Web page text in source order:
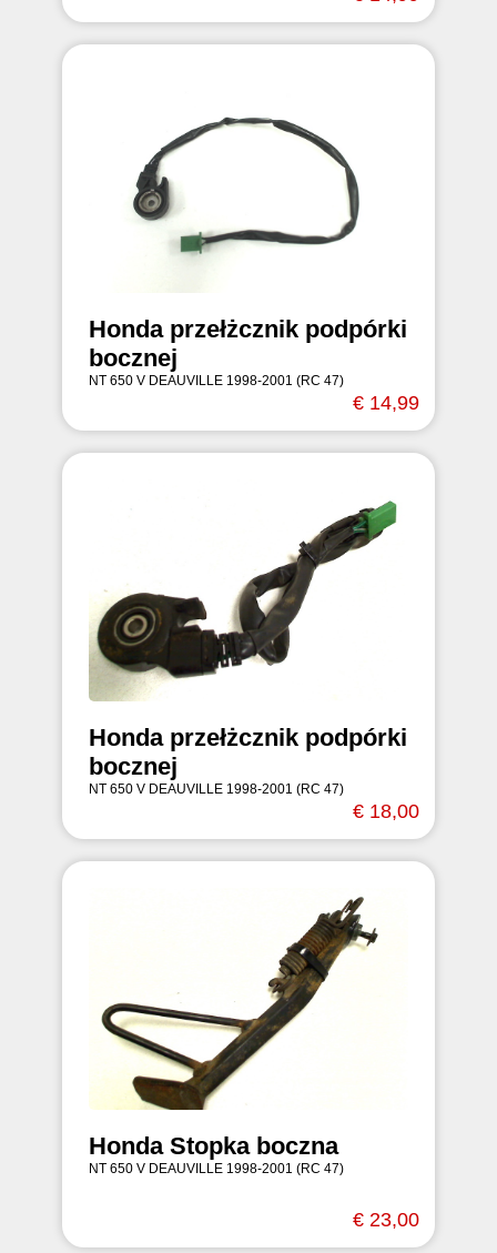
Honda przełżcznik podpórki
bocznej
NT 650 V DEAUVILLE 1998-2001 (RC 47)
€ 14,99
Honda przełżcznik podpórki
bocznej
NT 650 V DEAUVILLE 1998-2001 (RC 47)
€ 18,00
Honda Stopka boczna
NT 650 V DEAUVILLE 1998-2001 (RC 47)
€ 23,00